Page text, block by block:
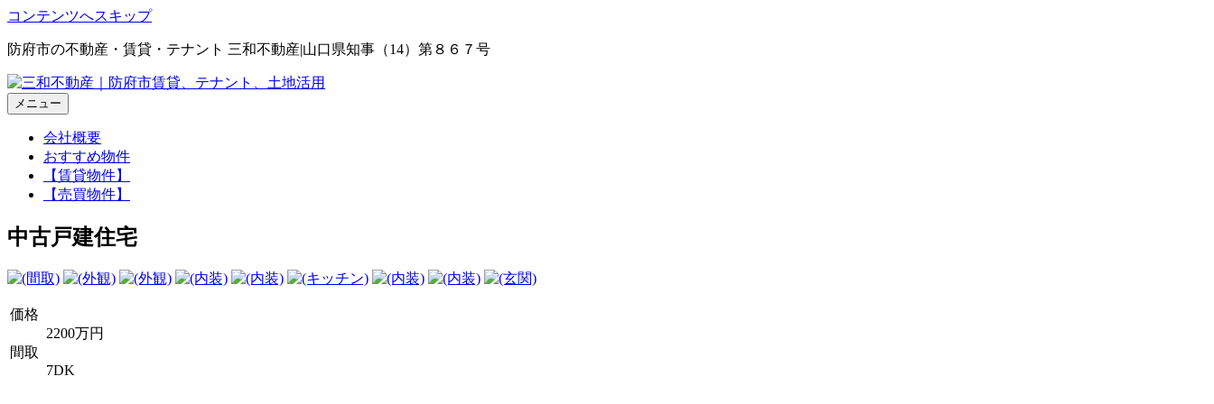
コンテンツへスキップ
防府市の不動産・賃貸・テナント 三和不動産|山口県知事（14）第８６７号
メニュー
会社概要
おすすめ物件
【賃貸物件】
【売買物件】
中古戸建住宅
価格
2200万円
間取
7DK